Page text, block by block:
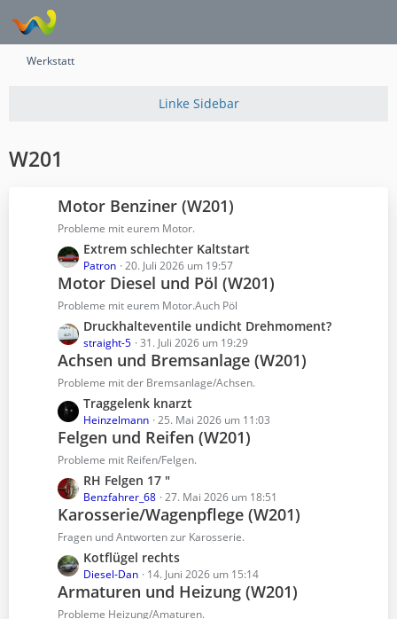
Werkstatt
W201
Motor Benziner (W201)
Probleme mit eurem Motor.
L
e
t
z
e
B
i
t
r
ä
g
e
Extrem schlechter Kaltstart
Patron 20. Juli 2026 um 19:57
Motor Diesel und Pöl (W201)
Probleme mit eurem Motor.Auch Pöl
L
e
t
z
e
B
i
t
r
ä
g
e
Druckhalteventile undicht Drehmoment?
straight-5 31. Juli 2026 um 19:29
Achsen und Bremsanlage (W201)
Probleme mit der Bremsanlage/Achsen.
L
e
t
z
e
B
i
t
r
ä
Traggelenk knarzt
Heinzelmann 25. Mai 2026 um 11:03
Felgen und Reifen (W201)
Probleme mit Reifen/Felgen.
L
e
t
z
e
B
RH Felgen 17 "
Benzfahrer_68 27. Mai 2026 um 18:51
Karosserie/Wagenpflege (W201)
Fragen und Antworten zur Karosserie.
L
e
t
z
Kotflügel rechts
Diesel-Dan 14. Juni 2026 um 15:14
Armaturen und Heizung (W201)
Probleme Heizung/Amaturen.